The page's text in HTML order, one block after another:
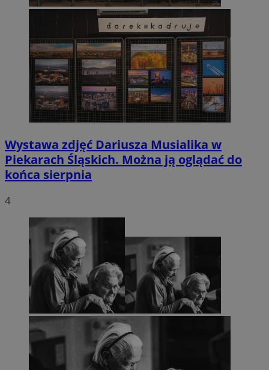
Wystawa zdjęć Dariusza Musialika w
Piekarach Śląskich. Można ją oglądać do
końca sierpnia
4